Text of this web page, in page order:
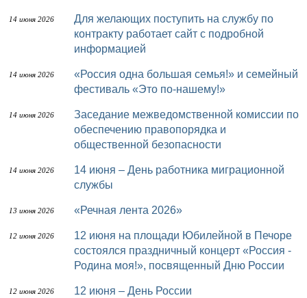
14 июня 2026
Для желающих поступить на службу по
контракту работает сайт с подробной
информацией
14 июня 2026
«Россия одна большая семья!» и семейный
фестиваль «Это по-нашему!»
14 июня 2026
Заседание межведомственной комиссии по
обеспечению правопорядка и
общественной безопасности
14 июня 2026
14 июня – День работника миграционной
службы
13 июня 2026 «Речная лента 2026»
12 июня 2026
12 июня на площади Юбилейной в Печоре
состоялся праздничный концерт «Россия -
Родина моя!», посвященный Дню России
12 июня 2026 12 июня – День России